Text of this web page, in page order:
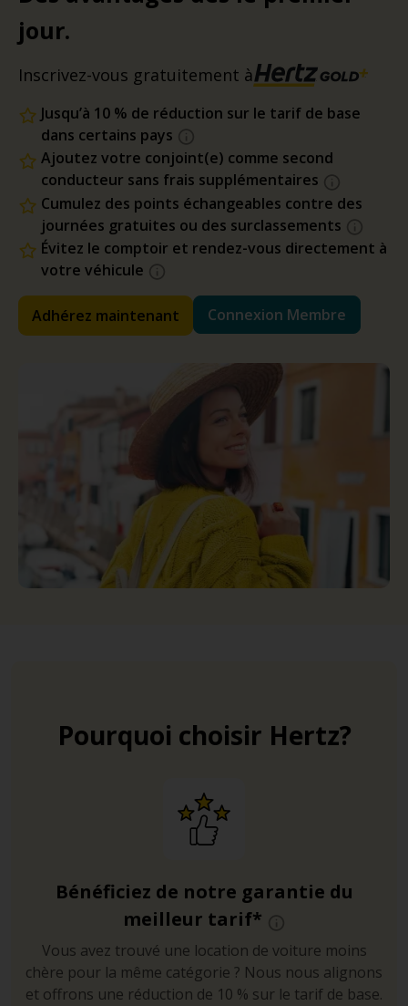
jour.
Inscrivez-vous gratuitement à
Jusqu’à 10 % de réduction sur le tarif de base
dans certains pays
Ajoutez votre conjoint(e) comme second
conducteur sans frais supplémentaires
Cumulez des points échangeables contre des
journées gratuites ou des surclassements
Évitez le comptoir et rendez-vous directement à
votre véhicule
Adhérez maintenant Connexion Membre
Pourquoi choisir Hertz?
Bénéficiez de notre garantie du
meilleur tarif*
Vous avez trouvé une location de voiture moins
chère pour la même catégorie ? Nous nous alignons
et offrons une réduction de 10 % sur le tarif de base.